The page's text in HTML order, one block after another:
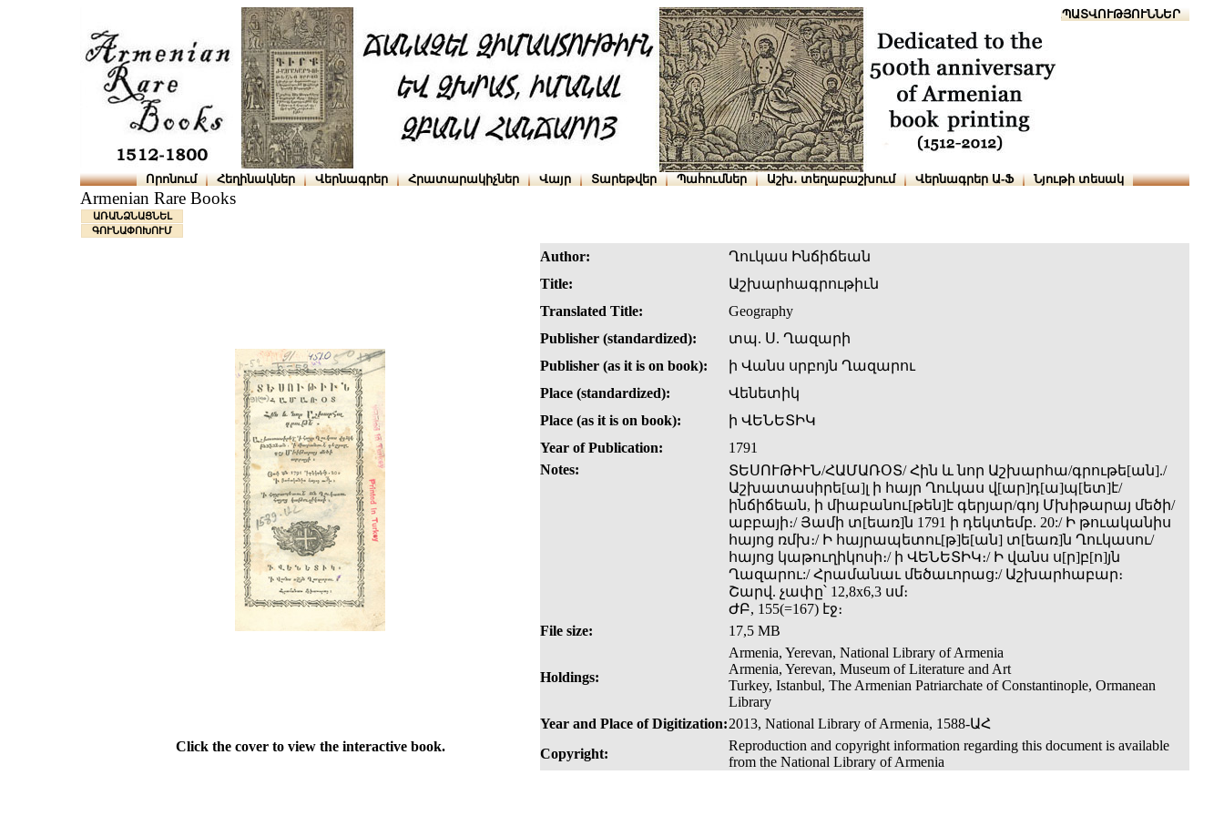
ՆԱԽԱՊԱՏՎՈՒԹՅՈՒՆՆԵՐ
Որոնում Հեղինակներ Վերնագրեր Հրատարակիչներ Վայր Տարեթվեր Պահումներ Աշխ․ տեղաբաշխում Վերնագրեր Ա-Ֆ Նյութի տեսակ
Armenian Rare Books
ԱՌԱՆՁՆԱՑՆԵԼ
ԳՈՒՆԱՓՈԽՈՒՄ
Author:
Ղուկաս Ինճիճեան
Title:
Աշխարհագրութիւն
Translated Title:
Geography
Publisher (standardized):
տպ. Ս. Ղազարի
Publisher (as it is on book):
ի Վանս սրբոյն Ղազարու
Place (standardized):
Վենետիկ
Place (as it is on book):
ի ՎԵՆԵՏԻԿ
Year of Publication:
1791
Notes:
ՏԵՍՈՒԹԻՒՆ/ՀԱՄԱՌՕՏ/ Հին և նոր Աշխարհա/գրութե[ան]./
Աշխատասիրե[ա]լ ի հայր Ղուկաս վ[ար]դ[ա]պ[ետ]է/
ինճիճեան, ի միաբանու[թեն]է գերյար/գոյ Մխիթարայ մեծի/
աբբայի։/ Յամի տ[եառ]ն 1791 ի դեկտեմբ. 20:/ Ի թուականիս
հայոց ռմխ։/ Ի հայրապետու[թ]ե[ան] տ[եառ]ն Ղուկասու/
հայոց կաթուղիկոսի։/ ի ՎԵՆԵՏԻԿ։/ Ի վանս ս[ր]բ[ո]յն
Ղազարու:/ Հրամանաւ մեծաւորաց:/ Աշխարհաբար։
Շարվ. չափը՝ 12,8x6,3 սմ։
ԺԲ, 155(=167) էջ։
File size:
17,5 MB
Holdings:
Armenia, Yerevan, National Library of Armenia
Armenia, Yerevan, Museum of Literature and Art
Turkey, Istanbul, The Armenian Patriarchate of Constantinople, Ormanean
Library
Year and Place of Digitization:2013, National Library of Armenia, 1588-ԱՀ
Click the cover to view the interactive book.
Copyright:
Reproduction and copyright information regarding this document is available
from the National Library of Armenia